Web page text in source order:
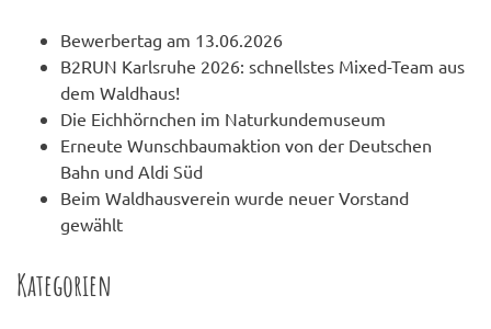
Bewerbertag am 13.06.2026
B2RUN Karlsruhe 2026: schnellstes Mixed-Team aus
dem Waldhaus!
Die Eichhörnchen im Naturkundemuseum
Erneute Wunschbaumaktion von der Deutschen
Bahn und Aldi Süd
Beim Waldhausverein wurde neuer Vorstand
gewählt
Kategorien